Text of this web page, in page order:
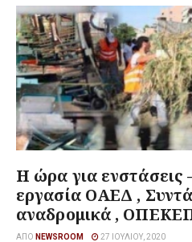
Η ώρα για ενστάσεις
εργασία ΟΑΕΔ ,
αναδρομικά ,
ΑΠΌ NEWSROOM 27 ΙΟΥΛΊΟΥ, 2020